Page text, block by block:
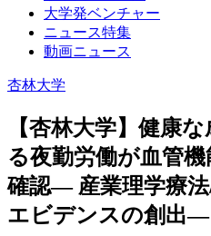
大学発ベンチャー
ニュース特集
動画ニュース
杏林大学
【杏林大学】健康
る夜勤労働が血管
確認― 産業理学療
エビデンスの創出―